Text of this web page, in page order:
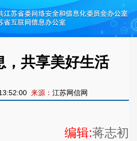
，共享美好生活
来源： 江苏网信网
编辑:蒋志初